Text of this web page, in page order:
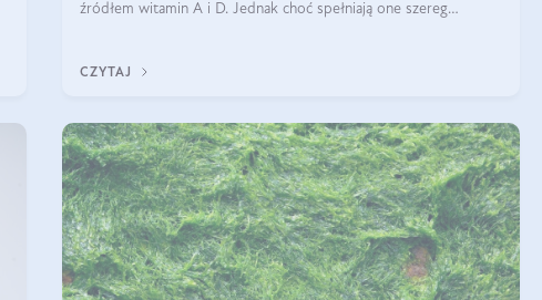
źródłem witamin A i D. Jednak choć spełniają one szereg
CZYTAJ